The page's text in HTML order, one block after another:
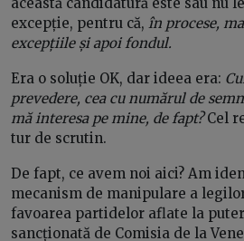
excepție, pentru că, în procese,
excepțiile și apoi fondul.
Era o soluție OK, dar ideea era:
prevedere, cea cu numărul de
mă interesa pe mine, de fapt?Cel
tur de scrutin.
De fapt, ce avem noi aici? Am
mecanism de manipulare a
favoarea partidelor aflate la
sancționată de Comisia de la